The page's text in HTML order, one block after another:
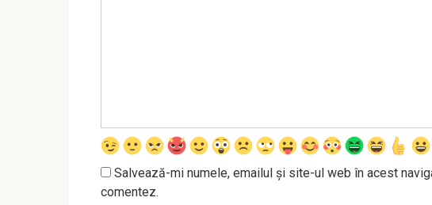
Salvează-mi numele, emailul și site-ul web în acest
comentez.